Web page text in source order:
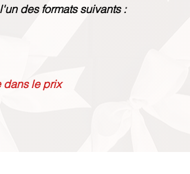
des formats suivants :
dans le prix